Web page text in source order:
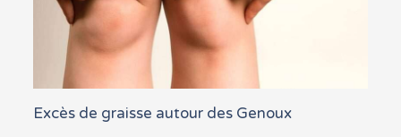
Excès de graisse autour des Genoux